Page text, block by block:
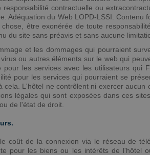
contractuelle ou
Adéquation du Web LOPD-LSSI.
être exonérée de toute
du site sans préavis et sans aucune
et les dommages qui pourraient
ou autres éléments sur le web qui
pour les services avec les utilisateurs
pour les services qui pourraient se
L'hôtel ne contrôlent ni exercer
légales qui sont exposées dans ces
de l'état de droit.
coût de la connexion via le réseau de
pour les biens ou les intérêts de